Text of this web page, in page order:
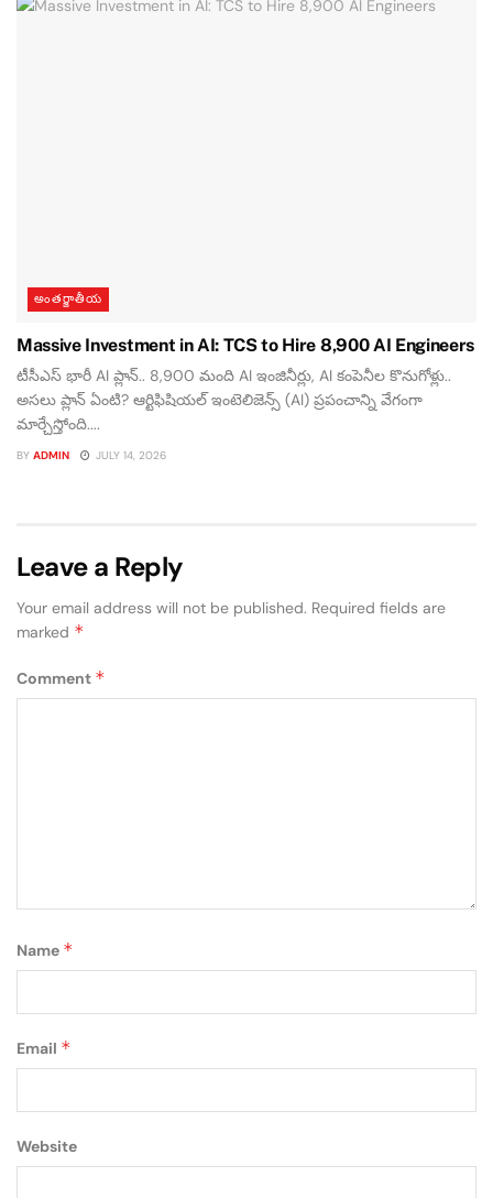
అంతర్జాతీయ
Massive Investment in AI: TCS to Hire 8,900 AI Engineers
టీసీఎస్ భారీ AI ప్లాన్.. 8,900 మంది AI ఇంజినీర్లు, AI కంపెనీల కొనుగోళ్లు..
అసలు ప్లాన్ ఏంటి? ఆర్టిఫిషియల్ ఇంటెలిజెన్స్ (AI) ప్రపంచాన్ని వేగంగా
మార్చేస్తోంది....
BY ADMIN JULY 14, 2026
Leave a Reply
Your email address will not be published. Required fields are
marked *
Comment *
Name *
Email *
Website